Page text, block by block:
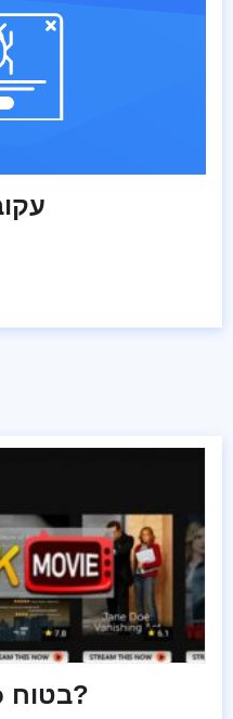
האם Lookmovie.io בטוח?